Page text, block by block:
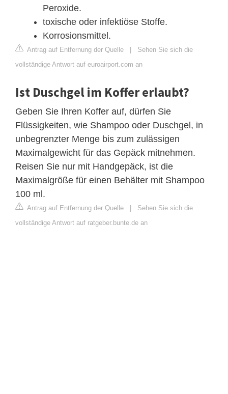
Peroxide.
toxische oder infektiöse Stoffe.
Korrosionsmittel.
Antrag auf Entfernung der Quelle | Sehen Sie sich die
vollständige Antwort auf euroairport.com an
Ist Duschgel im Koffer erlaubt?
Geben Sie Ihren Koffer auf, dürfen Sie
Flüssigkeiten, wie Shampoo oder Duschgel, in
unbegrenzter Menge bis zum zulässigen
Maximalgewicht für das Gepäck mitnehmen.
Reisen Sie nur mit Handgepäck, ist die
Maximalgröße für einen Behälter mit Shampoo
100 ml.
Antrag auf Entfernung der Quelle | Sehen Sie sich die
vollständige Antwort auf ratgeber.bunte.de an